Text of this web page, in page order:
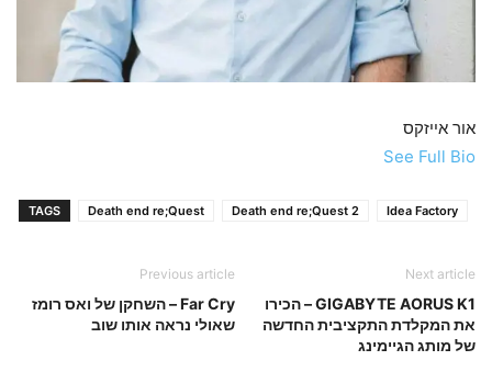
אור אייזקס
See Full Bio
TAGS Death end re;Quest Death end re;Quest 2 Idea Factory
Previous article
Far Cry – השחקן של ואס רומז
שאולי נראה אותו שוב
Next article
GIGABYTE AORUS K1 – הכירו
את המקלדת התקציבית החדשה
של מותג הגיימינג